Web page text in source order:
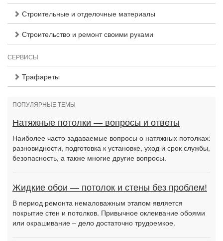
Строительные и отделочные материалы
Строительство и ремонт своими руками
СЕРВИСЫ
Трафареты
ПОПУЛЯРНЫЕ ТЕМЫ
Натяжные потолки — вопросы и ответы
Наиболее часто задаваемые вопросы о натяжных потолках:
разновидности, подготовка к установке, уход и срок службы,
безопасность, а также многие другие вопросы.
Жидкие обои — потолок и стены без проблем!
В период ремонта немаловажным этапом является
покрытие стен и потолков. Привычное оклеивание обоями
или окрашивание – дело достаточно трудоемкое.